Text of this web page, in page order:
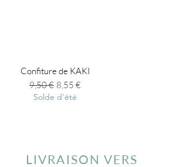
Confiture de KAKI
Prix original
9,50 € Prix promotionnel
8,55 €
Solde d'été
LIVRAISON VERS